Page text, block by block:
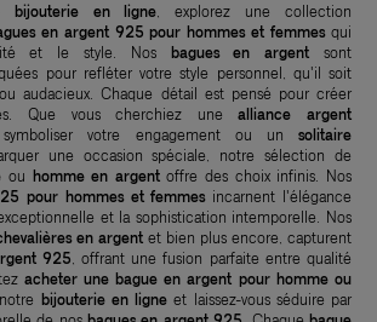
bijouterie en ligne , explorez une collection
en argent 925 pour hommes et femmesqui
et le style. Nos bagues en argent sont
pour refléter votre style personnel, qu'il soit
audacieux. Chaque détail est pensé pour créer
Que vous cherchiez unealliance argent
votre engagement ou un solitaire
une occasion spéciale, notre sélection de
ou homme en argentoffre des choix infinis. Nos
pour hommes et femmes incarnent l'élégance
et la sophistication intemporelle. Nos
en argent et bien plus encore, capturent
925 , offrant une fusion parfaite entre qualité
acheter une bague en argent pour homme ou
bijouterie en ligneet laissez-vous séduire par